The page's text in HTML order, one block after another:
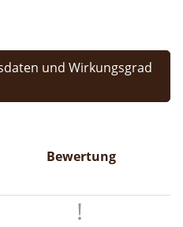
und Wirkungsgrad
Bewertung